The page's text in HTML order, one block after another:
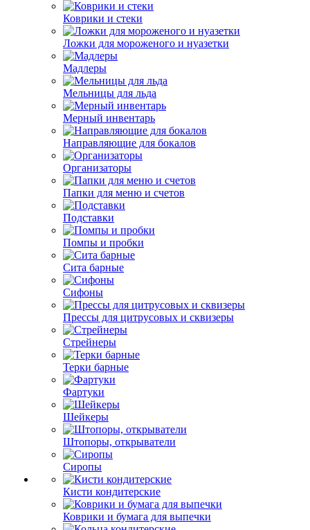
Коврики и стеки
Ложки для мороженого и нуазетки
Мадлеры
Мельницы для льда
Мерный инвентарь
Направляющие для бокалов
Организаторы
Папки для меню и счетов
Подставки
Помпы и пробки
Сита барные
Сифоны
Прессы для цитрусовых и сквизеры
Стрейнеры
Терки барные
Фартуки
Шейкеры
Штопоры, открыватели
Сиропы
Кисти кондитерские
Коврики и бумага для выпечки